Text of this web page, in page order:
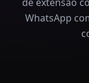
WhatsApp